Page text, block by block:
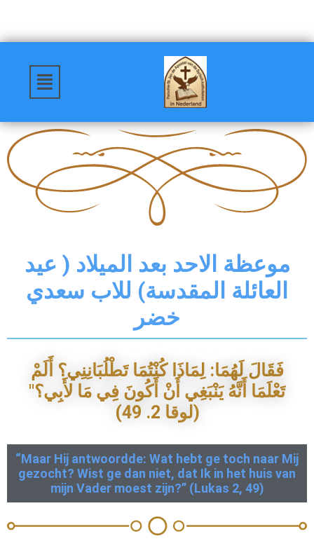
موعظة الاحد بعد الميلاد ( عيد
العائلة المقدسة) للاب سعدي
خضر
فَقَالَ لَهُمَا: لِمَاذَا كُنْتُمَا تَطْلُبَانِنِي؟ أَلَمْ
تَعْلَمَا أَنَّهُ يَنْبَغِي أَنْ أَكُونَ فِي مَا لأَبِي؟"
(لوقا 2. 49)
“Maar Hij antwoordde: Wat hebt ge toch naar Mij
gezocht? Wist ge dan niet, dat Ik in het huis van
mijn Vader moest zijn?” (Lukas 2, 49)